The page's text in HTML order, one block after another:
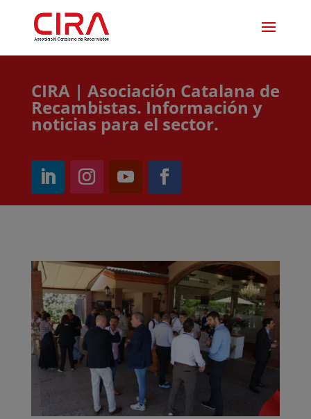
CIRA | Asociación Catalana de
Recambistas. Información y
noticias para el sector.